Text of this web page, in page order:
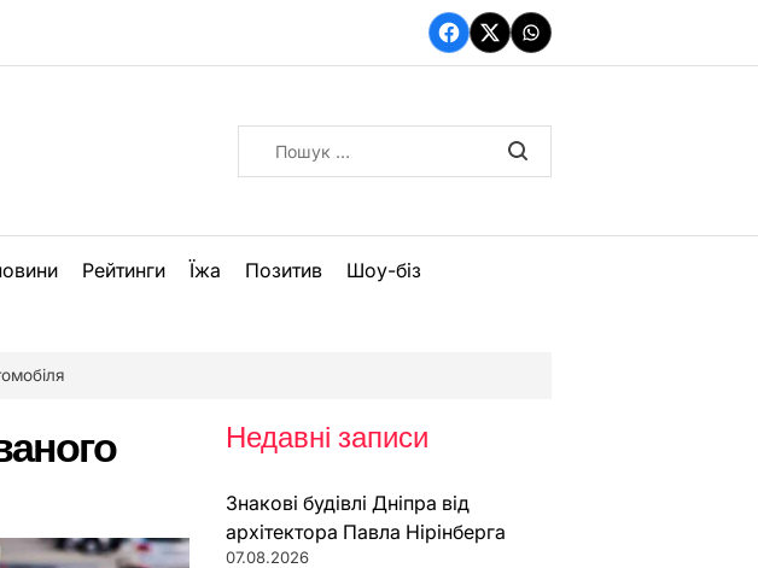
Facebook
TwitterWhatsApp
Рейтинги Їжа Позитив Шоу-біз
Недавні записи
Знакові будівлі Дніпра від
архітектора Павла Нірінберга
07.08.2026